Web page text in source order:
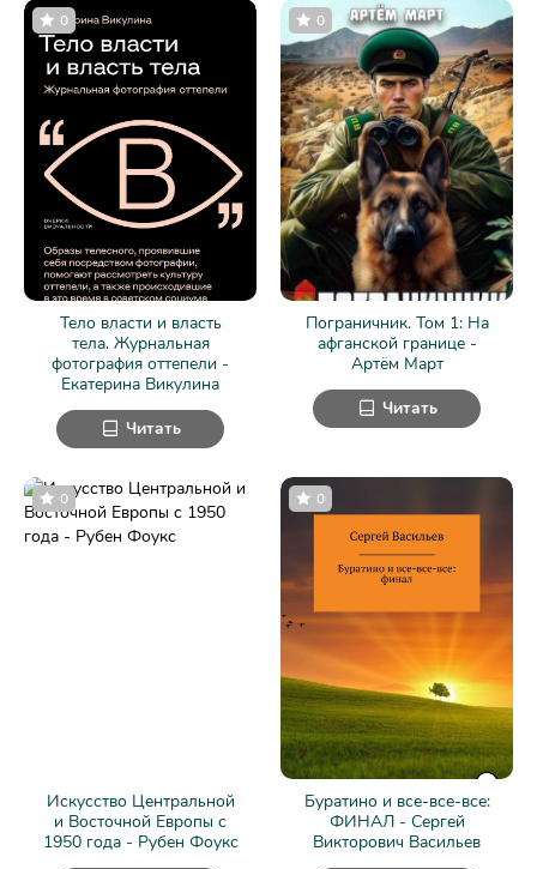
Тело власти и власть
тела. Журнальная
фотография оттепели -
Екатерина Викулина
0
Читать
Пограничник. Том 1: На
афганской границе -
Артём Март
0
Читать
Искусство Центральной
и Восточной Европы с
1950 года - Рубен Фоукс
0
Буратино и все-все-все:
ФИНАЛ - Сергей
Викторович Васильев
0